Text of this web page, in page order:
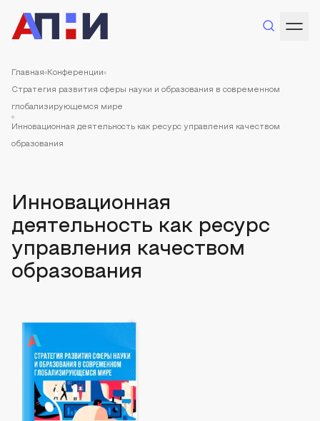
Главная Конференции
Стратегия развития сферы науки и образования в современном
глобализирующемся мире
Инновационная деятельность как ресурс управления качеством
образования
Инновационная
деятельность как ресурс
управления качеством
образования